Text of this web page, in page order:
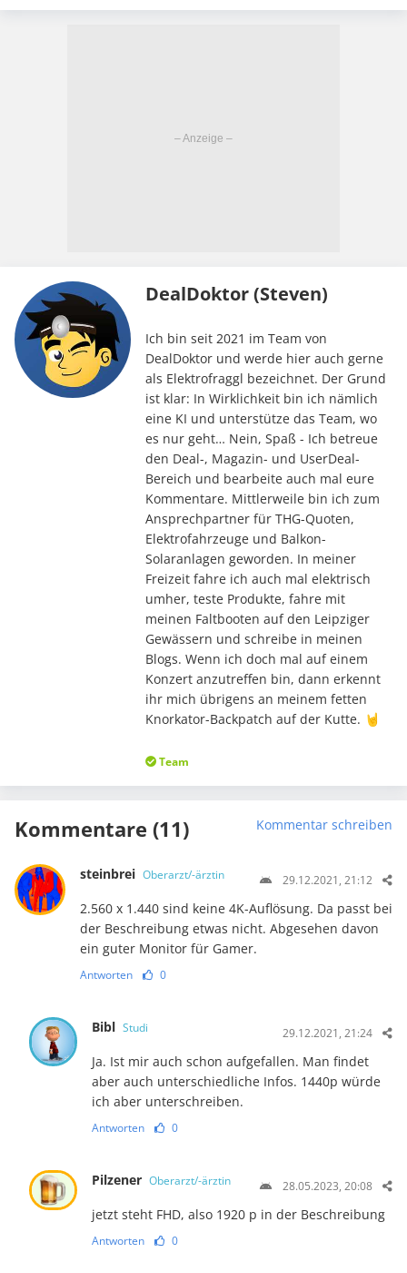
DealDoktor (Steven)
Ich bin seit 2021 im Team von
DealDoktor und werde hier auch gerne
als Elektrofraggl bezeichnet. Der Grund
ist klar: In Wirklichkeit bin ich nämlich
eine KI und unterstütze das Team, wo
es nur geht… Nein, Spaß - Ich betreue
den Deal-, Magazin- und UserDeal-
Bereich und bearbeite auch mal eure
Kommentare. Mittlerweile bin ich zum
Ansprechpartner für THG-Quoten,
Elektrofahrzeuge und Balkon-
Solaranlagen geworden. In meiner
Freizeit fahre ich auch mal elektrisch
umher, teste Produkte, fahre mit
meinen Faltbooten auf den Leipziger
Gewässern und schreibe in meinen
Blogs. Wenn ich doch mal auf einem
Konzert anzutreffen bin, dann erkennt
ihr mich übrigens an meinem fetten
Knorkator-Backpatch auf der Kutte. 🤘
Team
Kommentare (11) Kommentar schreiben
steinbrei Oberarzt/-ärztin 29.12.2021, 21:12
2.560 x 1.440 sind keine 4K-Auflösung. Da passt bei
der Beschreibung etwas nicht. Abgesehen davon
ein guter Monitor für Gamer.
Antworten 0
Bibl Studi 29.12.2021, 21:24
Ja. Ist mir auch schon aufgefallen. Man findet
aber auch unterschiedliche Infos. 1440p würde
ich aber unterschreiben.
Antworten 0
Pilzener Oberarzt/-ärztin 28.05.2023, 20:08
jetzt steht FHD, also 1920 p in der Beschreibung
Antworten 0